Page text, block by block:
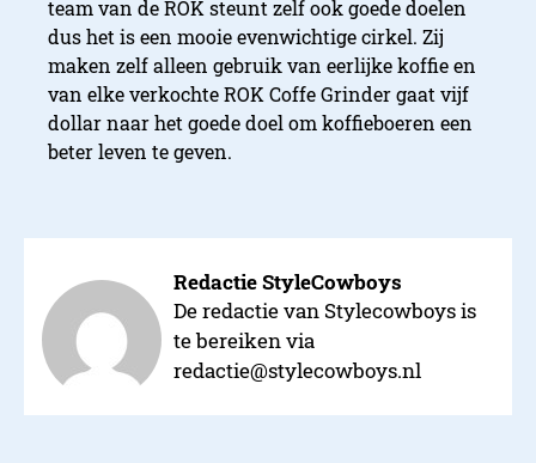
team van de ROK steunt zelf ook goede doelen
dus het is een mooie evenwichtige cirkel. Zij
maken zelf alleen gebruik van eerlijke koffie en
van elke verkochte ROK Coffe Grinder gaat vijf
dollar naar het goede doel om koffieboeren een
beter leven te geven.
Redactie StyleCowboys
De redactie van Stylecowboys is
te bereiken via
redactie@stylecowboys.nl